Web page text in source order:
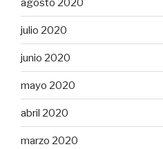
julio 2020
junio 2020
mayo 2020
abril 2020
marzo 2020